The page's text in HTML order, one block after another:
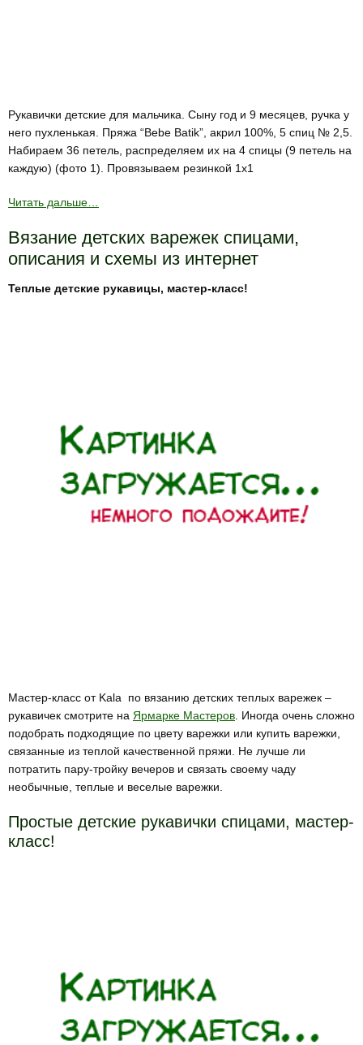
Рукавички детские для мальчика. Сыну год и 9 месяцев, ручка у
него пухленькая. Пряжа “Bebe Batik”, акрил 100%, 5 спиц № 2,5.
Набираем 36 петель, распределяем их на 4 спицы (9 петель на
каждую) (фото 1). Провязываем резинкой 1х1
Читать дальше…
Вязание детских варежек спицами,
описания и схемы из интернет
Теплые детские рукавицы, мастер-класс!
Мастер-класс от Kala по вязанию детских теплых варежек –
рукавичек смотрите на Ярмарке Мастеров . Иногда очень сложно
подобрать подходящие по цвету варежки или купить варежки,
связанные из теплой качественной пряжи. Не лучше ли
потратить пару-тройку вечеров и связать своему чаду
необычные, теплые и веселые варежки.
Простые детские рукавички спицами, мастер-
класс!